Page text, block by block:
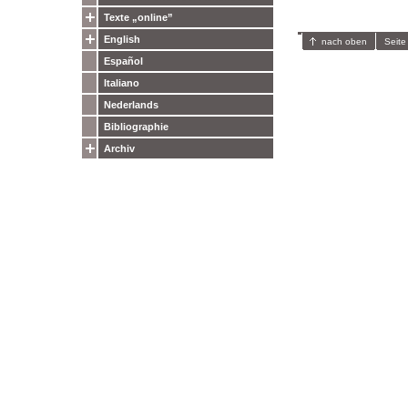
Texte „online”
English
Español
Italiano
Nederlands
Bibliographie
Archiv
nach oben Seite